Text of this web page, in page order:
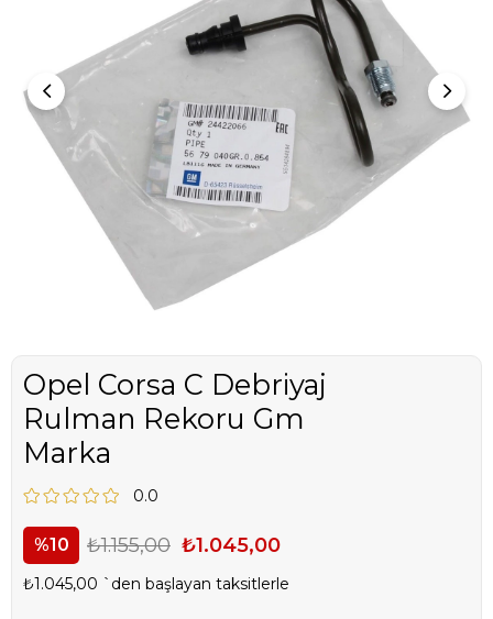
Opel Corsa C Debriyaj
Rulman Rekoru Gm
Marka
0.0
10 ₺1.155,00 ₺1.045,00
₺1.045,00 `den başlayan taksitlerle